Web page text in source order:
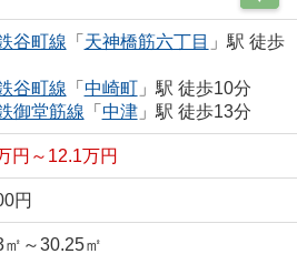
谷町線 「 天神橋筋六丁目 」駅 徒歩
谷町線 「 中崎町」駅 徒歩10分
御堂筋線 「 中津」駅 徒歩13分
円～12.1万円
円
㎡～30.25㎡